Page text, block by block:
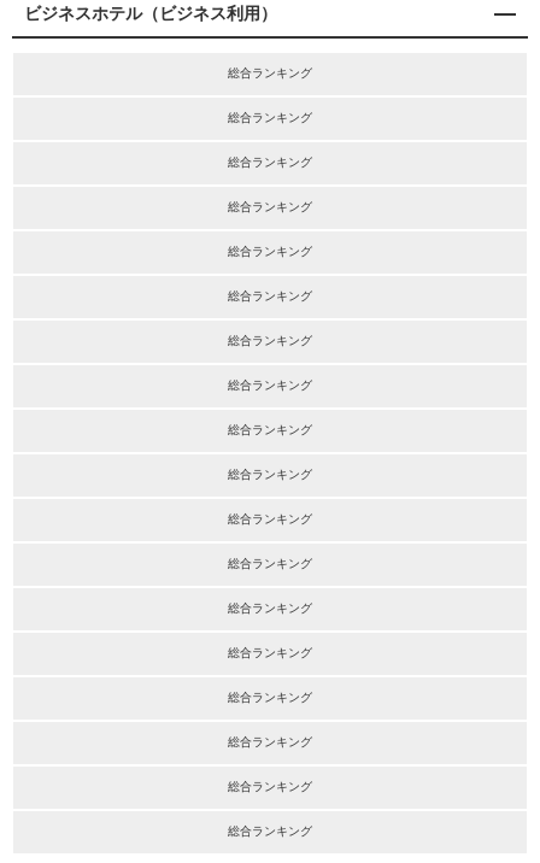
ビジネスホテル（ビジネス利用）
総合ランキング
総合ランキング
総合ランキング
総合ランキング
総合ランキング
総合ランキング
総合ランキング
総合ランキング
総合ランキング
総合ランキング
総合ランキング
総合ランキング
総合ランキング
総合ランキング
総合ランキング
総合ランキング
総合ランキング
総合ランキング